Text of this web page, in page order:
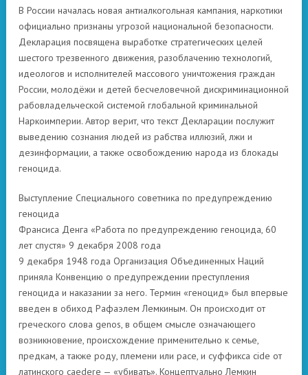
В России началась новая антиалкогольная кампания, наркотики
официально признаны угрозой национальной безопасности.
Декларация посвящена выработке стратегических целей
шестого трезвенного движения, разоблачению технологий,
идеологов и исполнителей массового уничтожения граждан
России, молодёжи и детей бесчеловечной дискриминационной
рабовладельческой системой глобальной криминальной
Наркоимперии. Автор верит, что текст Декларации послужит
выведению сознания людей из рабства иллюзий, лжи и
дезинформации, а также освобождению народа из блокады
геноцида.
Выступление Специального советника по предупреждению
геноцида
Франсиса Денга «Работа по предупреждению геноцида, 60
лет спустя» 9 декабря 2008 года
9 декабря 1948 года Организация Объединенных Наций
приняла Конвенцию о предупреждении преступления
геноцида и наказании за него. Термин «геноцид» был впервые
введен в обиход Рафаэлем Лемкиным. Он происходит от
греческого слова genos, в общем смысле означающего
возникновение, происхождение применительно к семье,
предкам, а также роду, племени или расе, и суффикса cide от
латинского caedere — «убивать». Концептуально Лемкин